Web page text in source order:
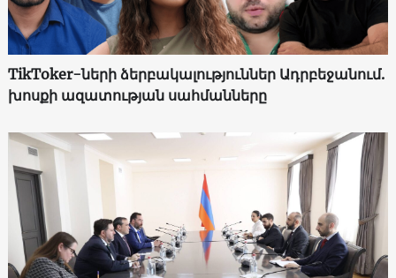
TikToker-ների ձերբակալություններ Ադրբեջանում.
խոսքի ազատության սահմանները